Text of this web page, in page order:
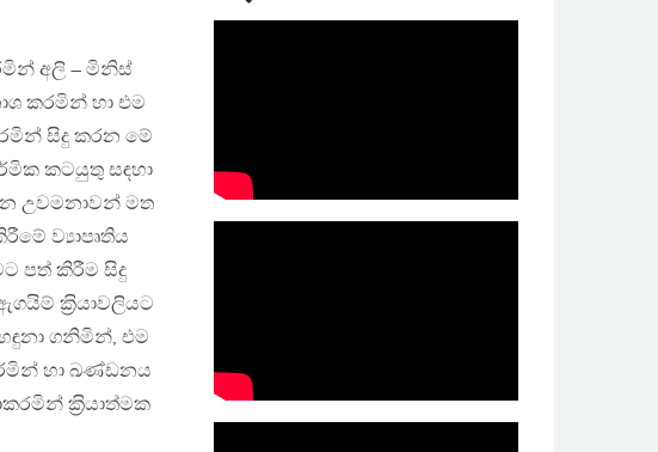
අලි – මිනිස්
කරමින් හා එම
සිදු කරන මේ
කටයුතු සඳහා
උවමනාවන් මත
ව්‍යාපෘතිය
පත් කිරීම සිදු
ක‍්‍රියාවලියට
ගනිමින්, එම
හා ඛණ්ඩනය
ක‍්‍රියාත්මක